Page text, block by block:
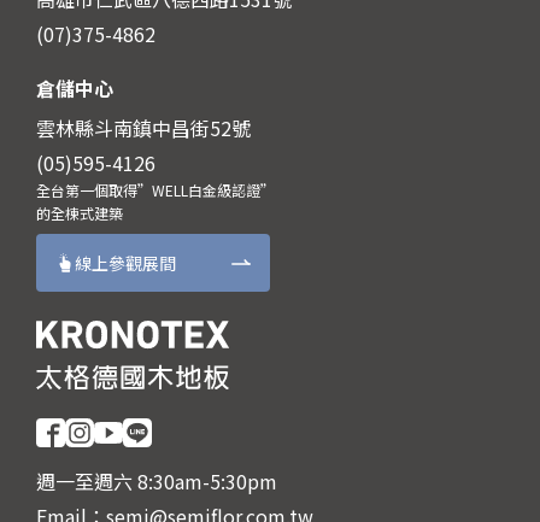
(07)375-4862
倉儲中心
雲林縣斗南鎮中昌街52號
(05)595-4126
全台第一個取得”WELL白金級認證”
的全棟式建築
線上參觀展間
週一至週六 8:30am-5:30pm